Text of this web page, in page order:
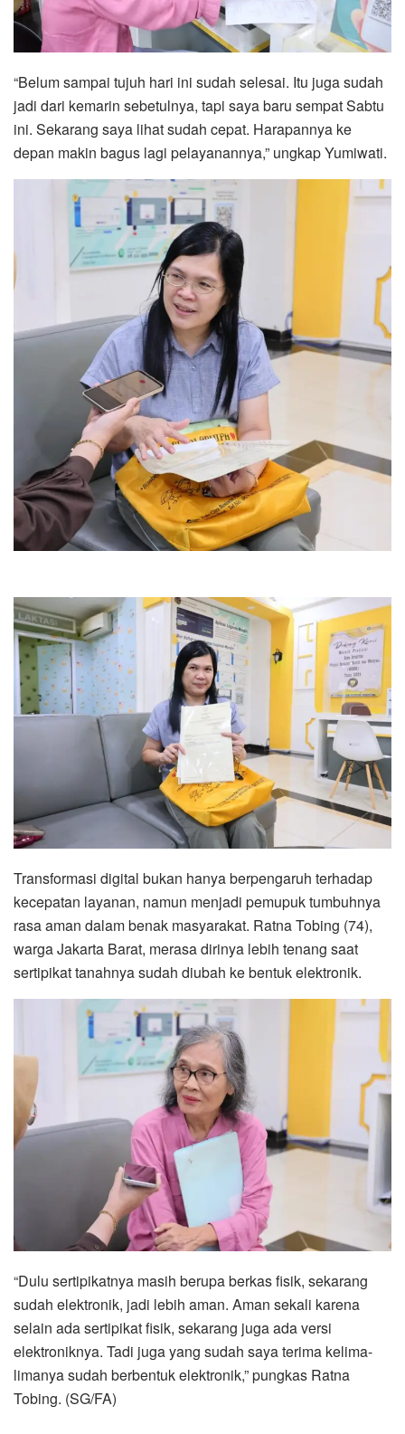
“Belum sampai tujuh hari ini sudah selesai. Itu juga sudah
jadi dari kemarin sebetulnya, tapi saya baru sempat Sabtu
ini. Sekarang saya lihat sudah cepat. Harapannya ke
depan makin bagus lagi pelayanannya,” ungkap Yumiwati.
Transformasi digital bukan hanya berpengaruh terhadap
kecepatan layanan, namun menjadi pemupuk tumbuhnya
rasa aman dalam benak masyarakat. Ratna Tobing (74),
warga Jakarta Barat, merasa dirinya lebih tenang saat
sertipikat tanahnya sudah diubah ke bentuk elektronik.
“Dulu sertipikatnya masih berupa berkas fisik, sekarang
sudah elektronik, jadi lebih aman. Aman sekali karena
selain ada sertipikat fisik, sekarang juga ada versi
elektroniknya. Tadi juga yang sudah saya terima kelima-
limanya sudah berbentuk elektronik,” pungkas Ratna
Tobing. (SG/FA)